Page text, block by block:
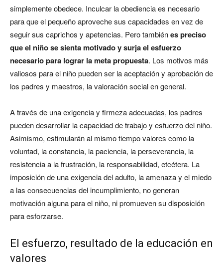
simplemente obedece. Inculcar la obediencia es necesario
para que el pequeño aproveche sus capacidades en vez de
seguir sus caprichos y apetencias. Pero tambiénes preciso
que el niño se sienta motivado y surja el esfuerzo
necesario para lograr la meta propuesta. Los motivos más
valiosos para el niño pueden ser la aceptación y aprobación de
los padres y maestros, la valoración social en general.
A través de una exigencia y firmeza adecuadas, los padres
pueden desarrollar la capacidad de trabajo y esfuerzo del niño.
Asimismo, estimularán al mismo tiempo valores como la
voluntad, la constancia, la paciencia, la perseverancia, la
resistencia a la frustración, la responsabilidad, etcétera. La
imposición de una exigencia del adulto, la amenaza y el miedo
a las consecuencias del incumplimiento, no generan
motivación alguna para el niño, ni promueven su disposición
para esforzarse.
El esfuerzo, resultado de la educación en
valores